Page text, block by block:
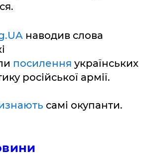
наводив слова
посилення українських
російської армії.
самі окупанти.